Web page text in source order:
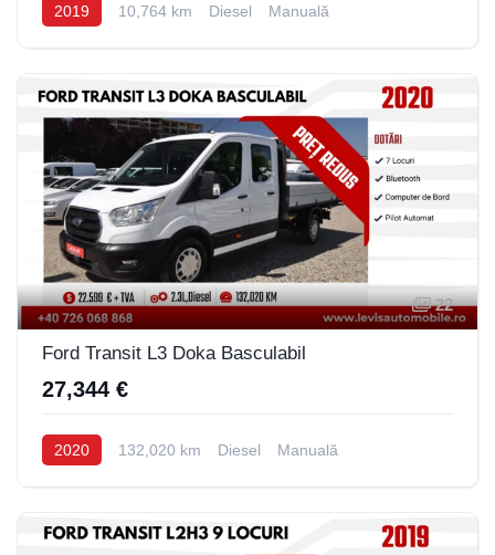
2019 10,764 km Diesel Manuală
22
Ford Transit L3 Doka Basculabil
27,344 €
2020 132,020 km Diesel Manuală